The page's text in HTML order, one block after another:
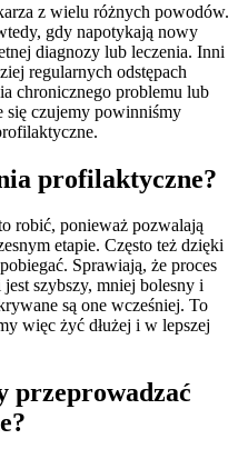
z wielu różnych powodów.
gdy napotykają nowy
diagnozy lub leczenia. Inni
regularnych odstępach
chronicznego problemu lub
się czujemy powinniśmy
profilaktyczne?
robić, ponieważ pozwalają
etapie. Często też dzięki
Sprawiają, że proces
szybszy, mniej bolesny i
są one wcześniej. To
więc żyć dłużej i w lepszej
przeprowadzać